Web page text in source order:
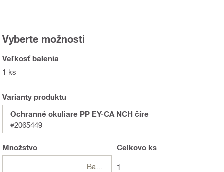
Vyberte možnosti
Veľkosť balenia
1 ks
Varianty produktu
Ochranné okuliare PP EY-CA NCH číre
#2065449
Množstvo Celkovo ks
1